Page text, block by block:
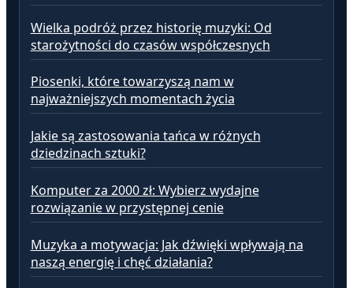
Wielka podróż przez historię muzyki: Od
starożytności do czasów współczesnych
Piosenki, które towarzyszą nam w
najważniejszych momentach życia
Jakie są zastosowania tańca w różnych
dziedzinach sztuki?
Komputer za 2000 zł: Wybierz wydajne
rozwiązanie w przystępnej cenie
Muzyka a motywacja: Jak dźwięki wpływają na
naszą energię i chęć działania?